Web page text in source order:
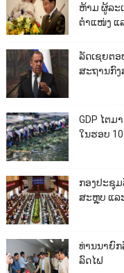
ຫ້າມ ຜູ້ລະ
ຕຳແໜ່ງ ແ
ລັດເຊຍຕອ
ສະຖານກົງ
GDP ໄຕ
ໃນຮອບ
ກອງປະຊຸມ
ສະຫຼຸບ ແລ
ທ່ານນາຍົກ
ລົດໄຟ